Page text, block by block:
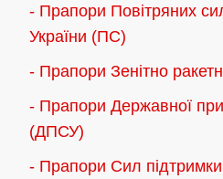
- Прапори Повітряних
України (ПС)
- Прапори Зенітно
- Прапори Державної
(ДПСУ)
- Прапори Сил